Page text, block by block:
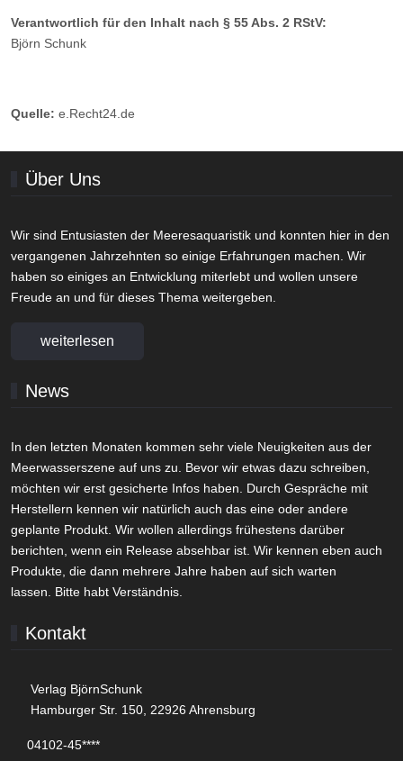
Verantwortlich für den Inhalt nach § 55 Abs. 2 RStV:
Björn Schunk
Quelle: e.Recht24.de
Über Uns
Wir sind Entusiasten der Meeresaquaristik und konnten hier in den
vergangenen Jahrzehnten so einige Erfahrungen machen. Wir
haben so einiges an Entwicklung miterlebt und wollen unsere
Freude an und für dieses Thema weitergeben.
weiterlesen
News
In den letzten Monaten kommen sehr viele Neuigkeiten aus der
Meerwasserszene auf uns zu. Bevor wir etwas dazu schreiben,
möchten wir erst gesicherte Infos haben. Durch Gespräche mit
Herstellern kennen wir natürlich auch das eine oder andere
geplante Produkt. Wir wollen allerdings frühestens darüber
berichten, wenn ein Release absehbar ist. Wir kennen eben auch
Produkte, die dann mehrere Jahre haben auf sich warten
lassen. Bitte habt Verständnis.
Kontakt
Verlag BjörnSchunk
Hamburger Str. 150, 22926 Ahrensburg
04102-45****